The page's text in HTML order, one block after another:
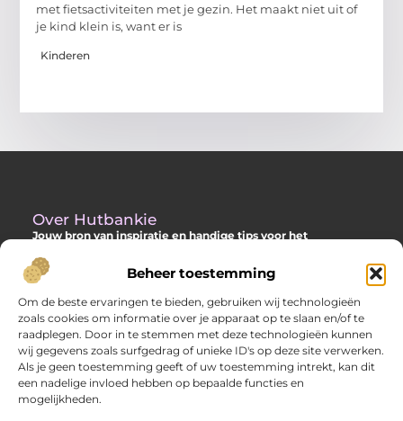
Beheer toestemming
Om de beste ervaringen te bieden, gebruiken wij technologieën
zoals cookies om informatie over je apparaat op te slaan en/of te
raadplegen. Door in te stemmen met deze technologieën kunnen
wij gegevens zoals surfgedrag of unieke ID's op deze site verwerken.
Als je geen toestemming geeft of uw toestemming intrekt, kan dit
een nadelige invloed hebben op bepaalde functies en
mogelijkheden.
met fietsactiviteiten met je gezin. Het maakt niet uit of
je kind klein is, want er is
Kinderen
Over Hutbankie
Jouw bron van inspiratie en handige tips voor het
Ontdek een ruime collectie blogs en artikelen die je helpen om
het meeste uit je buitenruimte te halen, met praktische
adviezen en verrassende ideeën voor je tuin, veranda of andere
buitenplekken.
Bericht categorie